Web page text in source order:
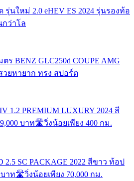
รุ่นใหม่ 2.0 eHEV ES 2024 รุ่นรองท้อ
ว่าโล
ตร BENZ GLC250d COUPE AMG
วยหายาก ทรง สปอร์ต
1.2 PREMIUM LUXURY 2024 สี
บาท🛣️วิ่งน้อยเพียง 400 กม.
2.5 SC PACKAGE 2022 สีขาว ท้อป
บาท🛣️วิ่งน้อยเพียง 70,000 กม.